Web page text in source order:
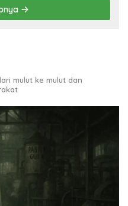
mulut ke mulut dan